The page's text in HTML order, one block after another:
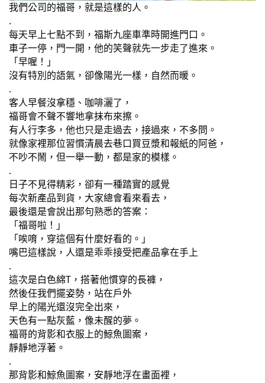
我們公司的福哥，就是這樣的人。
.
每天早上七點不到，福斯九座車準時開進門口。
車子一停，門一開，他的笑聲就先一步走了進來。
「早喔！」
沒有特別的語氣，卻像陽光一樣，自然而暖。
.
客人早餐沒拿穩、咖啡灑了，
福哥會不聲不響地拿抹布來擦。
有人行李多，他也只是走過去，接過來，不多問。
就像家裡那位習慣清晨去巷口買豆漿和報紙的阿爸，
不吵不鬧，但一舉一動，都是家的模樣。
.
日子不見得精彩，卻有一種踏實的感覺
每次新產品到貨，大家總會看來看去，
最後還是會說出那句熟悉的答案：
「福哥啦！」
「唉唷，穿這個有什麼好看的。」
嘴巴這樣說，人還是乖乖接受把產品拿在手上
.
這次是白色綿T，搭著他慣穿的長褲，
然後任我們擺姿勢，站在戶外
早上的陽光還沒完全出來，
天色有一點灰藍，像未醒的夢。
福哥的背影和衣服上的鯨魚圖案，
靜靜地浮著。
.
那背影和鯨魚圖案，安靜地浮在畫面裡，